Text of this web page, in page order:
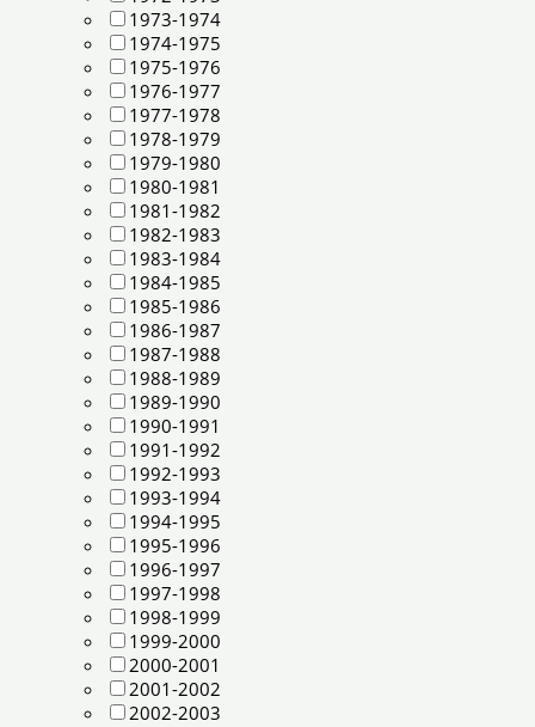
1973-1974
1974-1975
1975-1976
1976-1977
1977-1978
1978-1979
1979-1980
1980-1981
1981-1982
1982-1983
1983-1984
1984-1985
1985-1986
1986-1987
1987-1988
1988-1989
1989-1990
1990-1991
1991-1992
1992-1993
1993-1994
1994-1995
1995-1996
1996-1997
1997-1998
1998-1999
1999-2000
2000-2001
2001-2002
2002-2003